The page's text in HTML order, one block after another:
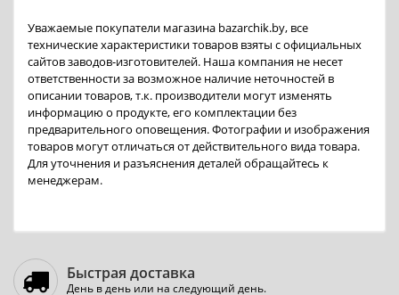
Уважаемые покупатели магазина bazarchik.by, все
технические характеристики товаров взяты с официальных
сайтов заводов-изготовителей. Наша компания не несет
ответственности за возможное наличие неточностей в
описании товаров, т.к. производители могут изменять
информацию о продукте, его комплектации без
предварительного оповещения. Фотографии и изображения
товаров могут отличаться от действительного вида товара.
Для уточнения и разъяснения деталей обращайтесь к
менеджерам.
Быстрая доставка
День в день или на следующий день.